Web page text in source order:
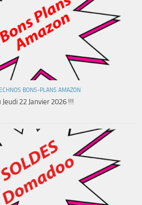
BONS-PLANS AMAZON
22 Janvier 2026 !!!